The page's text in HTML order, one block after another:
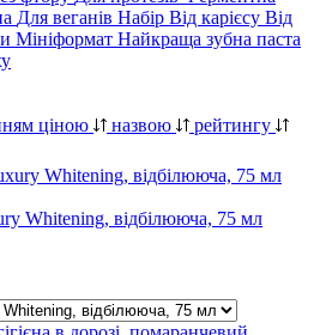
Для веганів Набір Від карієсу Від
Мініформат Найкраща зубна паста
ціною назвою
рейтингу
Whitening, відбілююча, 75 мл